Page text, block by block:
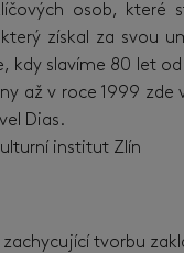
osob, které
získal za svou
kdy slavíme 80 let
až v roce 1999
Dias.
institut Zlín
tvorbu